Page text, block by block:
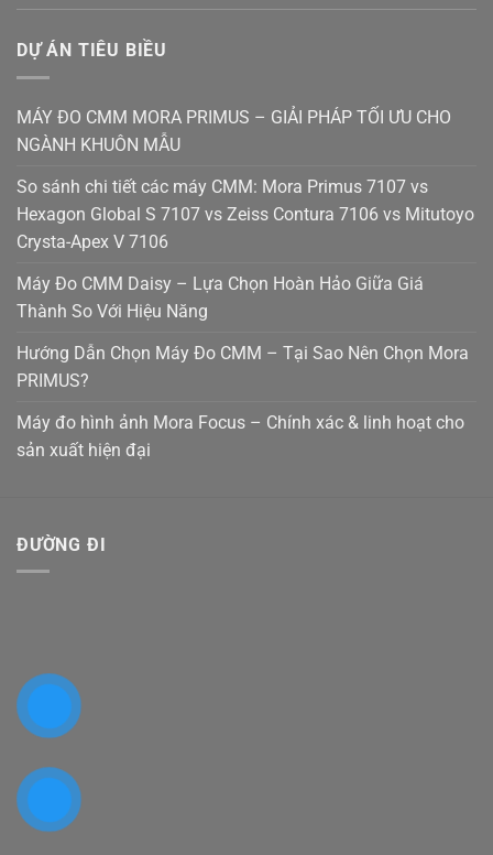
DỰ ÁN TIÊU BIỀU
MÁY ĐO CMM MORA PRIMUS – GIẢI PHÁP TỐI ƯU CHO
NGÀNH KHUÔN MẪU
So sánh chi tiết các máy CMM: Mora Primus 7107 vs
Hexagon Global S 7107 vs Zeiss Contura 7106 vs Mitutoyo
Crysta-Apex V 7106
Máy Đo CMM Daisy – Lựa Chọn Hoàn Hảo Giữa Giá
Thành So Với Hiệu Năng
Hướng Dẫn Chọn Máy Đo CMM – Tại Sao Nên Chọn Mora
PRIMUS?
Máy đo hình ảnh Mora Focus – Chính xác & linh hoạt cho
sản xuất hiện đại
ĐƯỜNG ĐI